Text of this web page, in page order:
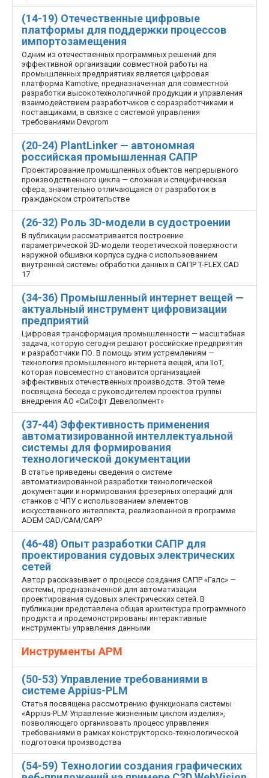
(14-19) Отечественные цифровые
платформы для поддержки процессов
импортозамещения
Одним из отечественных программных решений для
эффективной организации совместной работы на
промышленных предприятиях является цифровая
платформа Kamotive, предназначенная для совместной
разработки высокотехнологичной продукции и управления
взаимодействием разработчиков с соразработчиками и
поставщиками, в связке с системой управления
требованиями Devprom
(20-24) PlantLinker — автономная
российская промышленная САПР
Проектирование промышленных объектов непрерывного
производственного цикла — сложная и специфическая
сфера, значительно отличающаяся от разработок в
гражданском строительстве
(26-32) Роль 3D-модели в судостроении
В публикации рассматривается построение
параметрической 3D-модели теоретической поверхности
наружной обшивки корпуса судна с использованием
внутренней системы обработки данных в САПР T-FLEX CAD
17
(34-36) Промышленный интернет вещей —
актуальный инструмент цифровизации
предприятий
Цифровая трансформация промышленности — масштабная
задача, которую сегодня решают российские предприятия
и разработчики ПО. В помощь этим устремлениям —
технология промышленного интернета вещей, или IIoT,
которая повсеместно становится организацией
эффективных отечественных производств. Этой теме
посвящена беседа с руководителем проектов группы
внедрения АО «СиСофт Девелопмент»
(37-44) Эффективность применения
автоматизированной интеллектуальной
системы для формирования
технологической документации
В статье приведены сведения о системе
автоматизированной разработки технологической
документации и нормирования фрезерных операций для
станков с ЧПУ с использованием элементов
искусственного интеллекта, реализованной в программе
ADEM CAD/CAM/CAPP
(46-48) Опыт разработки САПР для
проектирования судовых электрических
сетей
Автор рассказывает о процессе создания САПР «Галс» —
системы, предназначенной для автоматизации
проектирования судовых электрических сетей. В
публикации представлена общая архитектура программного
продукта и продемонстрированы интерактивные
инструменты управления данными
Инструменты АРМ
(50-53) Управление требованиями в
системе Appius-PLM
Статья посвящена рассмотрению функционала системы
«Appius-PLM Управление жизненным циклом изделия»,
позволяющего организовать процесс управления
требованиями в рамках конструкторско-технологической
подготовки производства
(54-59) Технологии создания графических